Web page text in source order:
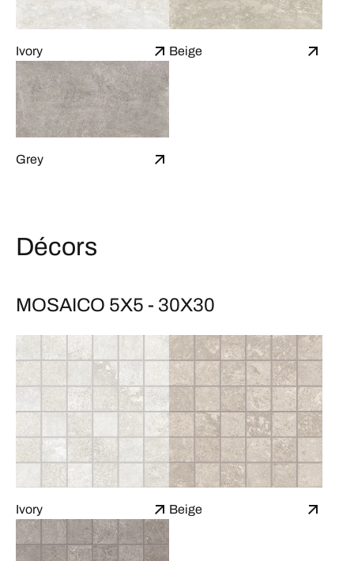
Ivory Beige
Grey
Décors
MOSAICO 5X5 - 30X30
Ivory Beige